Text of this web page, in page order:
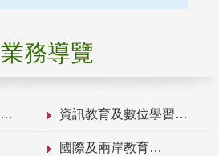
業務導覽
資訊教育及數位學習
國際及兩岸教育